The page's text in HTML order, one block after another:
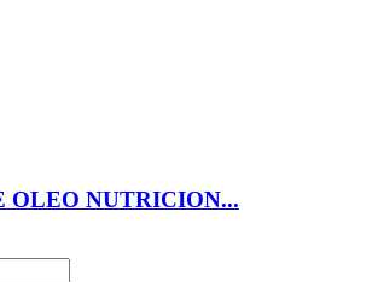
OLEO NUTRICION...